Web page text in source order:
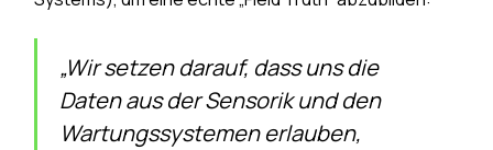
„Wir setzen darauf, dass uns die
Daten aus der Sensorik und den
Wartungssystemen erlauben,